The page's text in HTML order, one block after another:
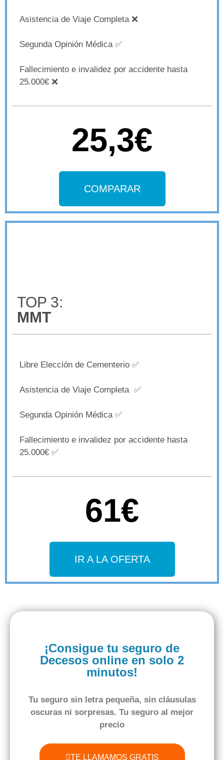
Asistencia de Viaje Completa ❌
Segunda Opinión Médica ✅
Fallecimiento e invalidez por accidente hasta
25.000€ ❌
25,3€
COMPARAR
TOP 3:
MMT
Libre Elección de Cementerio ✅
Asistencia de Viaje Completa ✅
Segunda Opinión Médica ✅
Fallecimiento e invalidez por accidente hasta
25.000€ ✅
61€
IR A LA OFERTA
¡Consigue tu seguro de
Decesos online en solo 2
minutos!
Tu seguro sin letra pequeña, sin cláusulas
oscuras ni sorpresas. Tu seguro al mejor
precio
TE LLAMAMOS GRATIS